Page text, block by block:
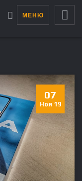
МЕНЮ
07
Ноя 19